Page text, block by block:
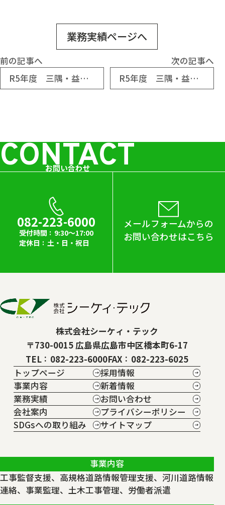
業務実績ページへ
前の記事へ
R5年度 三隅・益田道路工事監督支援業務
次の記事へ
R5年度 三隅・益田道路工事監督支援業務
CONTACT
お問い合わせ
082-223-6000
受付時間
9:30～17:00
定休日
土・日・祝日
メールフォームからの
お問い合わせはこちら
株式会社シーケィ・テック
〒730-0015 広島県広島市中区橋本町6-17
TEL
082-223-6000FAX
082-223-6025
トップページ
事業内容
業務実績
会社案内
SDGsへの取り組み
採用情報
新着情報
お問い合わせ
プライバシーポリシー
サイトマップ
事業内容
工事監督支援、高規格道路情報管理支援、河川道路情報
連絡、事業監理、土木工事管理、労働者派遣